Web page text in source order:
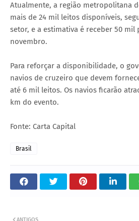
Atualmente, a região metropolitana
mais de 24 mil leitos disponíveis,
setor, e a estimativa é receber 50 mil
novembro.
Para reforçar a disponibilidade, o
navios de cruzeiro que devem
até 6 mil leitos. Os navios ficarão
km do evento.
Fonte: Carta Capital
Brasil